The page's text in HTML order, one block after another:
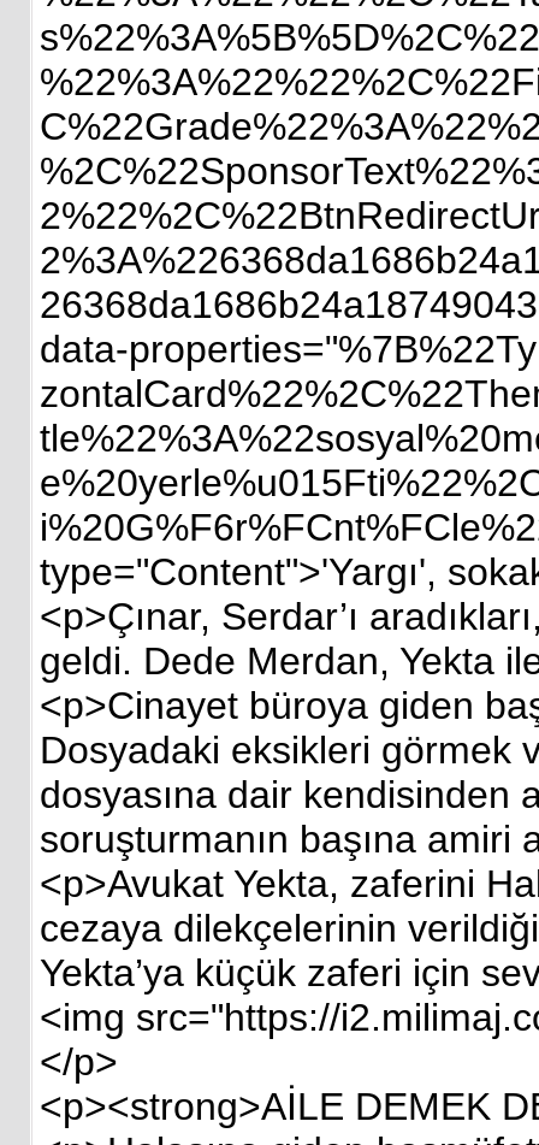
data-
type="Content">'Yargı',
<p>Çınar, Serdar’ı
geldi. Dede Merdan, Yekta
<p>Cinayet büroya giden
Dosyadaki eksikleri görmek
dosyasına dair kendisinden
soruşturmanın başına amiri
<p>Avukat Yekta, zaferini
cezaya dilekçelerinin
Yekta’ya küçük zaferi için
<img src="https://
</p>
<p><strong>AİLE DEMEK